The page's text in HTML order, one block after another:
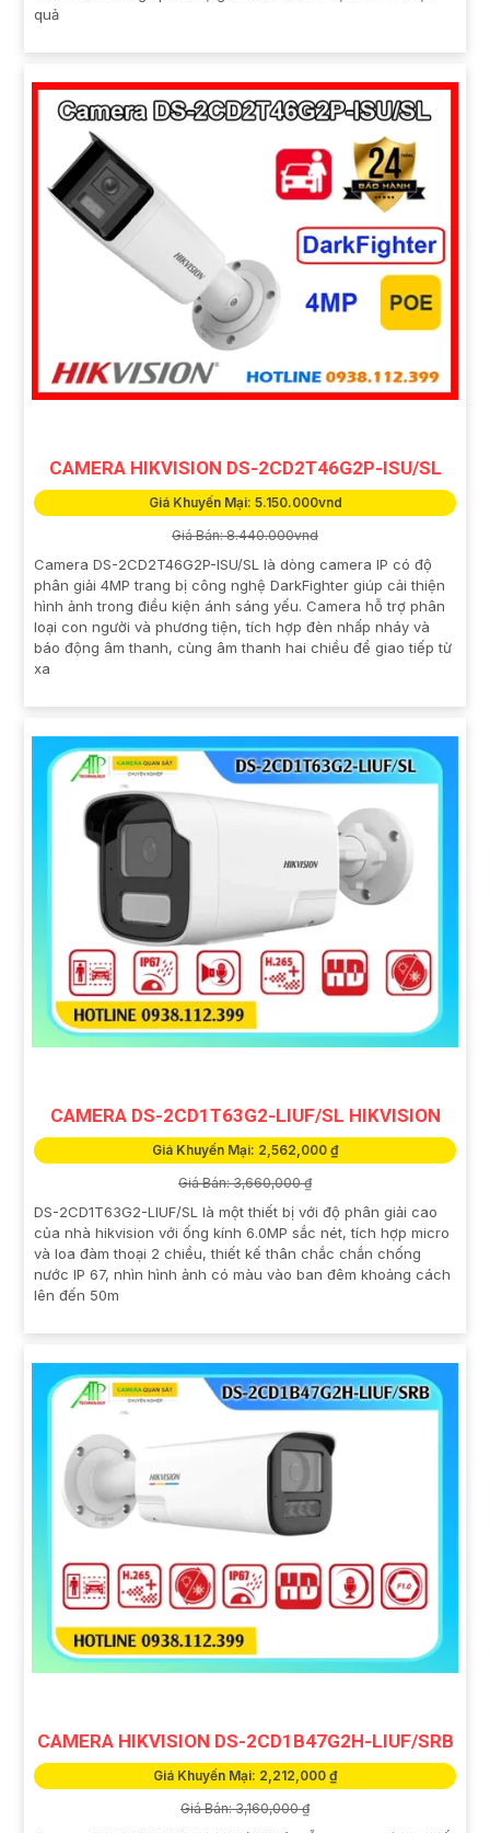
quả
CAMERA HIKVISION DS-2CD2T46G2P-ISU/SL
Giá Khuyến Mại: 5.150.000vnd
Giá Bán: 8.440.000vnd
Camera DS-2CD2T46G2P-ISU/SL là dòng camera IP có độ
phân giải 4MP trang bị công nghệ DarkFighter giúp cải thiện
hình ảnh trong điều kiện ánh sáng yếu. Camera hỗ trợ phân
loại con người và phương tiện, tích hợp đèn nhấp nháy và
báo động âm thanh, cùng âm thanh hai chiều để giao tiếp từ
xa
CAMERA DS-2CD1T63G2-LIUF/SL HIKVISION
Giá Khuyến Mại: 2,562,000 ₫
Giá Bán: 3,660,000 ₫
DS-2CD1T63G2-LIUF/SL là một thiết bị với độ phân giải cao
của nhà hikvision với ống kính 6.0MP sắc nét, tích hợp micro
và loa đàm thoại 2 chiều, thiết kế thân chắc chắn chống
nước IP 67, nhìn hình ảnh có màu vào ban đêm khoảng cách
lên đến 50m
CAMERA HIKVISION DS-2CD1B47G2H-LIUF/SRB
Giá Khuyến Mại: 2,212,000 ₫
Giá Bán: 3,160,000 ₫